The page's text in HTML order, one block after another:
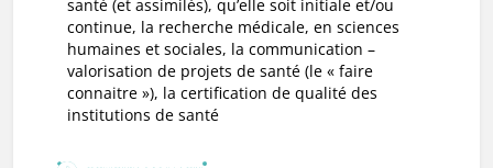
santé (et assimilés), qu’elle soit initiale et/ou
continue, la recherche médicale, en sciences
humaines et sociales, la communication –
valorisation de projets de santé (le « faire
connaitre »), la certification de qualité des
institutions de santé